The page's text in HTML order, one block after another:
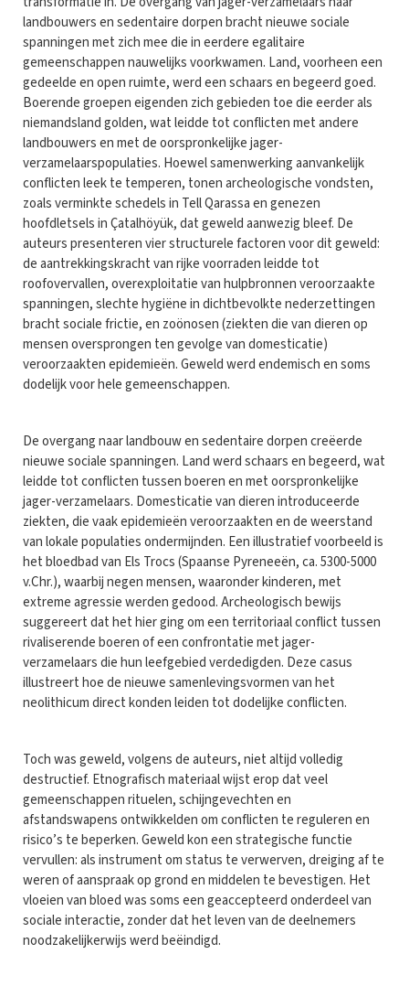
landbouwers en sedentaire dorpen bracht nieuwe sociale
spanningen met zich mee die in eerdere egalitaire
gemeenschappen nauwelijks voorkwamen. Land, voorheen een
gedeelde en open ruimte, werd een schaars en begeerd goed.
Boerende groepen eigenden zich gebieden toe die eerder als
niemandsland golden, wat leidde tot conflicten met andere
landbouwers en met de oorspronkelijke jager-
verzamelaarspopulaties. Hoewel samenwerking aanvankelijk
conflicten leek te temperen, tonen archeologische vondsten,
zoals verminkte schedels in Tell Qarassa en genezen
hoofdletsels in Çatalhöyük, dat geweld aanwezig bleef. De
auteurs presenteren vier structurele factoren voor dit geweld:
de aantrekkingskracht van rijke voorraden leidde tot
roofovervallen, overexploitatie van hulpbronnen veroorzaakte
spanningen, slechte hygiëne in dichtbevolkte nederzettingen
bracht sociale frictie, en zoönosen (ziekten die van dieren op
mensen oversprongen ten gevolge van domesticatie)
veroorzaakten epidemieën. Geweld werd endemisch en soms
dodelijk voor hele gemeenschappen.
De overgang naar landbouw en sedentaire dorpen creëerde
nieuwe sociale spanningen. Land werd schaars en begeerd, wat
leidde tot conflicten tussen boeren en met oorspronkelijke
jager-verzamelaars. Domesticatie van dieren introduceerde
ziekten, die vaak epidemieën veroorzaakten en de weerstand
van lokale populaties ondermijnden. Een illustratief voorbeeld is
het bloedbad van Els Trocs (Spaanse Pyreneeën, ca. 5300-5000
v.Chr.), waarbij negen mensen, waaronder kinderen, met
extreme agressie werden gedood. Archeologisch bewijs
suggereert dat het hier ging om een territoriaal conflict tussen
rivaliserende boeren of een confrontatie met jager-
verzamelaars die hun leefgebied verdedigden. Deze casus
illustreert hoe de nieuwe samenlevingsvormen van het
neolithicum direct konden leiden tot dodelijke conflicten.
Toch was geweld, volgens de auteurs, niet altijd volledig
destructief. Etnografisch materiaal wijst erop dat veel
gemeenschappen rituelen, schijngevechten en
afstandswapens ontwikkelden om conflicten te reguleren en
risico’s te beperken. Geweld kon een strategische functie
vervullen: als instrument om status te verwerven, dreiging af te
weren of aanspraak op grond en middelen te bevestigen. Het
vloeien van bloed was soms een geaccepteerd onderdeel van
sociale interactie, zonder dat het leven van de deelnemers
noodzakelijkerwijs werd beëindigd.